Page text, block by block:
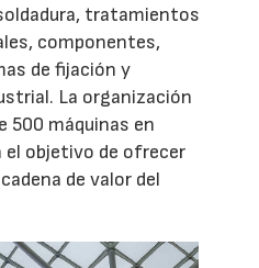
tratamientos
componentes,
de fijación y
La organización
500 máquinas en
objetivo de ofrecer
de valor del